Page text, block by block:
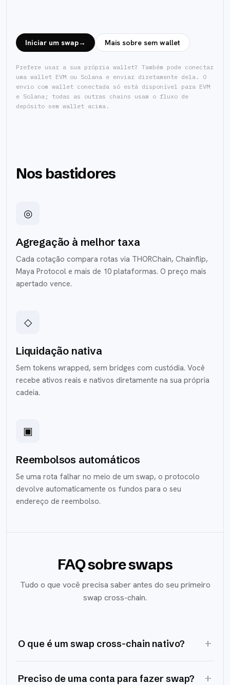
Iniciar um swap→ Mais sobre sem wallet
Prefere usar a sua própria wallet? Também pode conectar
uma wallet EVM ou Solana e enviar diretamente dela. O
envio com wallet conectada só está disponível para EVM
e Solana; todas as outras chains usam o fluxo de
depósito sem wallet acima.
Nos bastidores
◎
Agregação à melhor taxa
Cada cotação compara rotas via THORChain, Chainflip,
Maya Protocol e mais de 10 plataformas. O preço mais
apertado vence.
◇
Liquidação nativa
Sem tokens wrapped, sem bridges com custódia. Você
recebe ativos reais e nativos diretamente na sua própria
cadeia.
▣
Reembolsos automáticos
Se uma rota falhar no meio de um swap, o protocolo
devolve automaticamente os fundos para o seu
endereço de reembolso.
FAQ sobre swaps
Tudo o que você precisa saber antes do seu primeiro
swap cross-chain.
O que é um swap cross-chain nativo? +
Preciso de uma conta para fazer swap? +